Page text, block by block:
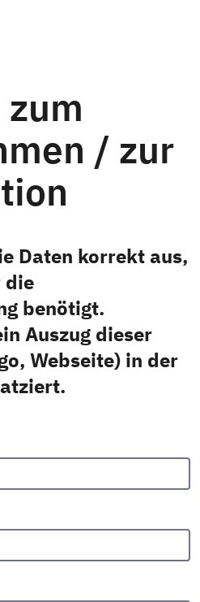
/ zur
Daten korrekt aus,
die
benötigt.
Auszug dieser
Webseite) in der